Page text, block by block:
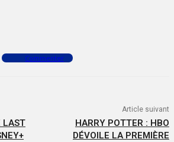
Commenter
LAST
Article suivant
HARRY POTTER : HBO
DÉVOILE LA PREMIÈRE